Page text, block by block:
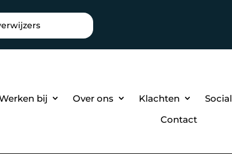
bij Over ons Klachten Social
Contact